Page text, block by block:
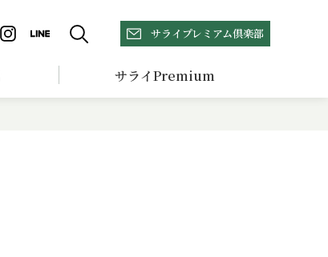
サライプレミアム倶楽部
サライPremium